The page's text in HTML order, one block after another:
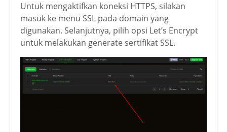
Untuk mengaktifkan koneksi HTTPS, silakan
masuk ke menu SSL pada domain yang
digunakan. Selanjutnya, pilih opsi Let’s Encrypt
untuk melakukan generate sertifikat SSL.